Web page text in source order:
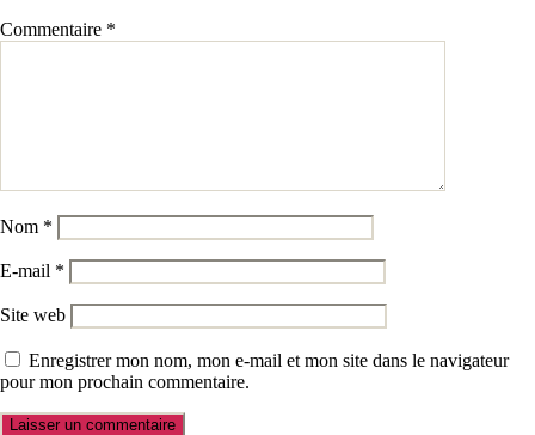
Commentaire *
Nom *
E-mail *
Site web
Enregistrer mon nom, mon e-mail et mon site dans le navigateur
pour mon prochain commentaire.